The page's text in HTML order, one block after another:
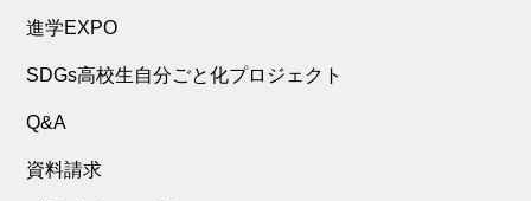
進学EXPO
SDGs高校生自分ごと化プロジェクト
Q&A
資料請求